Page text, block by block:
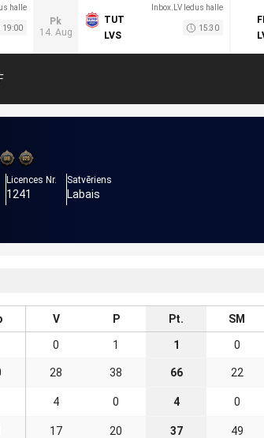
halle
19:00
Pk
14. Aug
Inbox.LV ledus halle
TUT
LVS
15:30
Licences Nr.
1241
Satvēriens
Labais
V P Pt. SM
0 1 1 0
28 38 66 22
4 0 4 0
17 20 37 49